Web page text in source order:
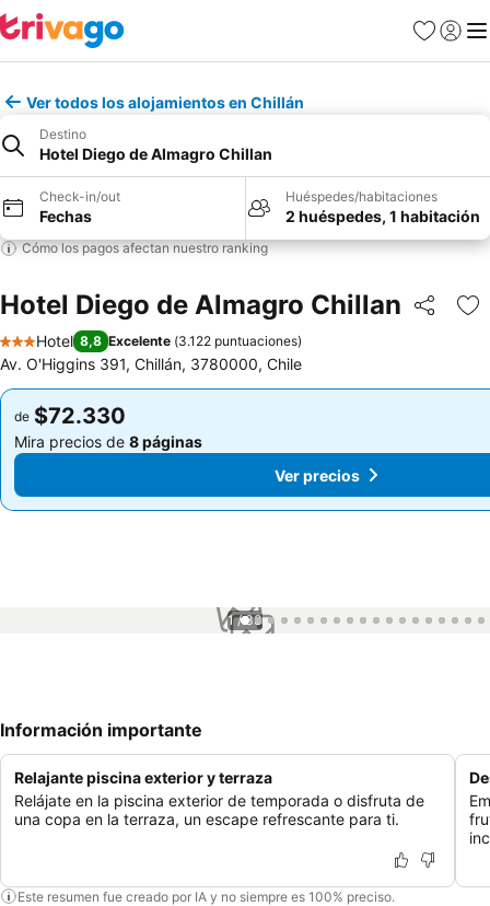
Favoritos
Iniciar
Ver todos los alojamientos en Chillán
Destino
Hotel Diego de Almagro Chillan
Check-in/out
Fechas
Huéspedes/habitaciones
2 huéspedes, 1 habitación
Cómo los pagos afectan nuestro ranking
Hotel Diego de Almagro Chillan Compartir
3 Estrellas
Hotel 8,8 Excelente (3.122 puntuaciones)
Av. O'Higgins 391, Chillán, 3780000, Chile
de $72.330
Mira precios de 8 páginas
Ver precios
de $72.330
Mira precios de 8 páginas
Ver precios
1 / 33
Información importante
Relajante piscina exterior y terraza
Relájate en la piscina exterior de temporada o disfruta de
una copa en la terraza, un escape refrescante para ti.
Este resumen fue creado por IA y no siempre es 100% preciso.